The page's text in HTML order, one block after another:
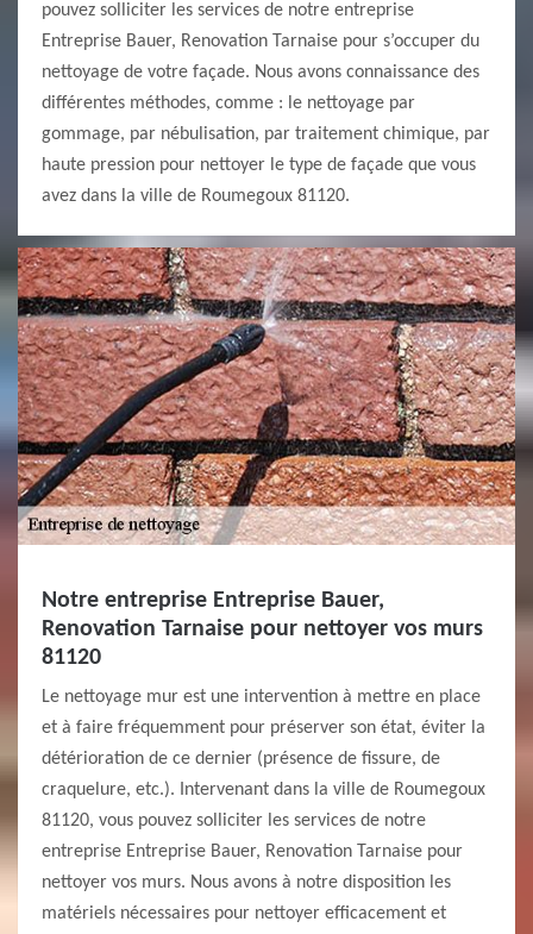
pouvez solliciter les services de notre entreprise
Entreprise Bauer, Renovation Tarnaise pour s’occuper du
nettoyage de votre façade. Nous avons connaissance des
différentes méthodes, comme : le nettoyage par
gommage, par nébulisation, par traitement chimique, par
haute pression pour nettoyer le type de façade que vous
avez dans la ville de Roumegoux 81120.
Notre entreprise Entreprise Bauer,
Renovation Tarnaise pour nettoyer vos murs
81120
Le nettoyage mur est une intervention à mettre en place
et à faire fréquemment pour préserver son état, éviter la
détérioration de ce dernier (présence de fissure, de
craquelure, etc.). Intervenant dans la ville de Roumegoux
81120, vous pouvez solliciter les services de notre
entreprise Entreprise Bauer, Renovation Tarnaise pour
nettoyer vos murs. Nous avons à notre disposition les
matériels nécessaires pour nettoyer efficacement et